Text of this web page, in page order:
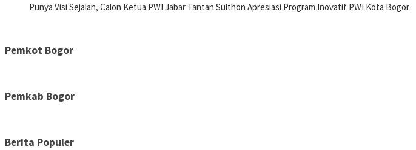
Punya Visi Sejalan, Calon Ketua PWI Jabar Tantan Sulthon Apresiasi Program Inovatif PWI Kota Bogor
Pemkot Bogor
Pemkab Bogor
Berita Populer